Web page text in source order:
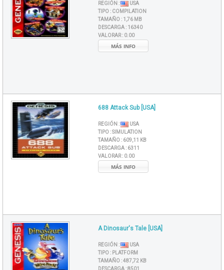
REGIÓN :
USA
TIPO : COMPILATION
TAMAÑO : 1,76 MB
DESCARGA : 16340
VALORAR : 0.00
MÁS INFO
688 Attack Sub [USA]
REGIÓN :
USA
TIPO :SIMULATION
TAMAÑO : 609,11 KB
DESCARGA : 6311
VALORAR : 0.00
MÁS INFO
A Dinosaur's Tale [USA]
REGIÓN :
USA
TIPO : PLATFORM
TAMAÑO :487,72 KB
DESCARGA :8501